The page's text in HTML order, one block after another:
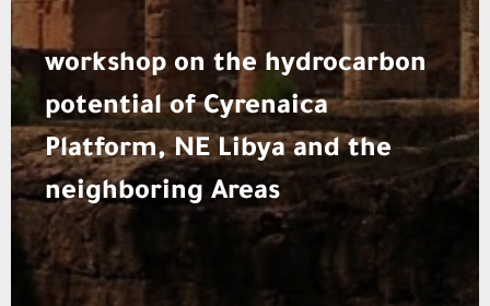
workshop on the hydrocarbon
potential of Cyrenaica
Platform, NE Libya and the
neighboring Areas